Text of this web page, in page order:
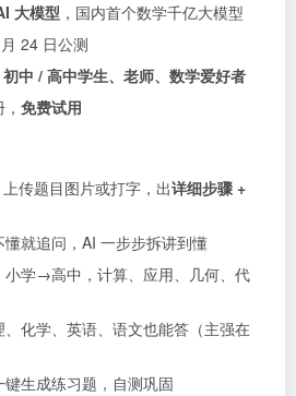
大模型 ，国内首个数学千亿大模型
24 日公测
中 / 高中学生、老师、数学爱好者
免费试用
上传题目图片或打字，出详细步骤 +
懂就追问，AI 一步步拆讲到懂
小学→高中，计算、应用、几何、代
、化学、英语、语文也能答（主强在
键生成练习题，自测巩固